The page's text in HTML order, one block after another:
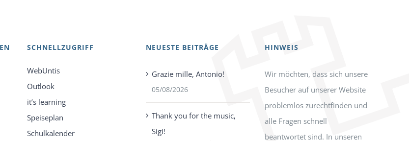
SCHNELLZUGRIFF
WebUntis
Outlook
it’s learning
Speiseplan
Schulkalender
NEUESTE BEITRÄGE
Grazie mille, Antonio!
05/08/2026
Thank you for the music,
Sigi!
HINWEIS
Wir möchten, dass sich unsere
Besucher auf unserer Website
problemlos zurechtfinden und
alle Fragen schnell
beantwortet sind. In unseren